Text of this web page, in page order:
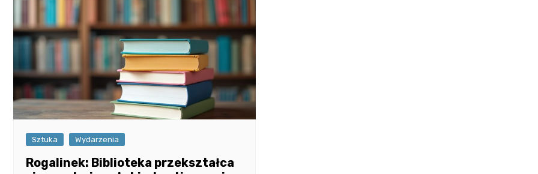
Sztuka Wydarzenia
Rogalinek: Biblioteka przekształca